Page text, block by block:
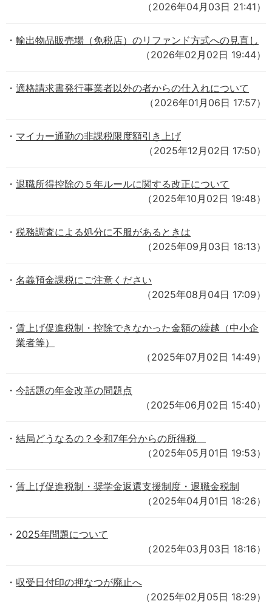
（2026年04月03日 21:41）
輸出物品販売場（免税店）のリファンド方式への見直し
（2026年02月02日 19:44）
適格請求書発行事業者以外の者からの仕入れについて
（2026年01月06日 17:57）
マイカー通勤の非課税限度額引き上げ
（2025年12月02日 17:50）
退職所得控除の５年ルールに関する改正について
（2025年10月02日 19:48）
税務調査による処分に不服があるときは
（2025年09月03日 18:13）
名義預金課税にご注意ください
（2025年08月04日 17:09）
賃上げ促進税制・控除できなかった金額の繰越（中小企
業者等）
（2025年07月02日 14:49）
今話題の年金改革の問題点
（2025年06月02日 15:40）
結局どうなるの？令和7年分からの所得税
（2025年05月01日 19:53）
賃上げ促進税制・奨学金返還支援制度・退職金税制
（2025年04月01日 18:26）
2025年問題について
（2025年03月03日 18:16）
収受日付印の押なつが廃止へ
（2025年02月05日 18:29）